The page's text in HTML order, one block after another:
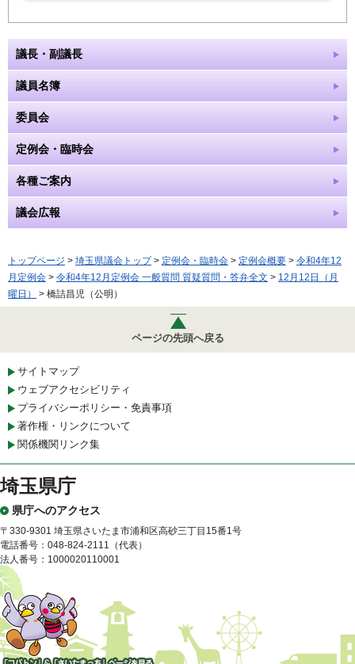
議長・副議長
議員名簿
委員会
定例会・臨時会
各種ご案内
議会広報
トップページ > 埼玉県議会トップ> 定例会・臨時会 > 定例会概要 > 令和4年12
月定例会 > 令和4年12月定例会 一般質問 質疑質問・答弁全文 > 12月12日（月
曜日）
> 橋詰昌児（公明）
ページの先頭へ戻る
サイトマップ
ウェブアクセシビリティ
プライバシーポリシー・免責事項
著作権・リンクについて
関係機関リンク集
埼玉県庁
県庁へのアクセス
〒330-9301 埼玉県さいたま市浦和区高砂三丁目15番1号
電話番号：048-824-2111（代表）
法人番号：1000020110001